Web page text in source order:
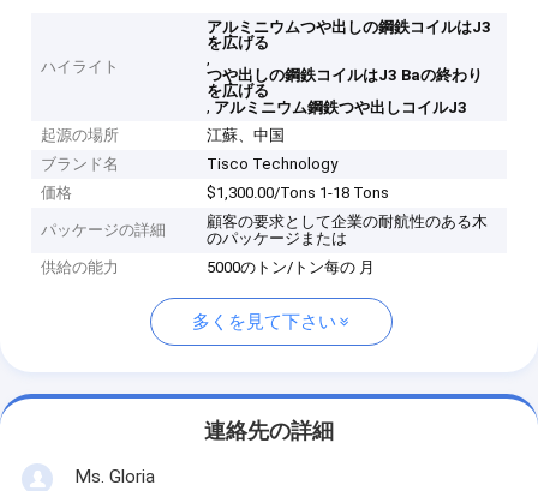
ハイライト
アルミニウムつや出しの鋼鉄コイルはJ3
を広げる
,
つや出しの鋼鉄コイルはJ3 Baの終わり
を広げる
, アルミニウム鋼鉄つや出しコイルJ3
起源の場所
江蘇、中国
ブランド名
Tisco Technology
価格
$1,300.00/Tons 1-18 Tons
パッケージの詳細
顧客の要求として企業の耐航性のある木
のパッケージまたは
供給の能力
5000のトン/トン每の 月
多くを見て下さい
連絡先の詳細
Ms. Gloria